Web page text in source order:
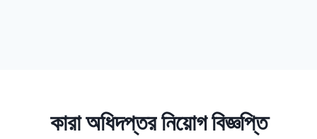
কারা অধিদপ্তর নিয়োগ বিজ্ঞপ্তি